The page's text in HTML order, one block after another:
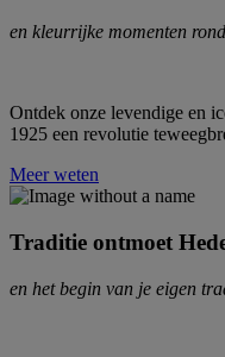
en kleurrijke momenten
Ontdek onze levendige en
1925 een revolutie
Meer weten
Traditie ontmoet
en het begin van je eigen